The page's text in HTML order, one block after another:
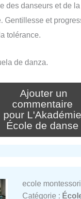
des danseurs et de la
Gentillesse et
tolérance.
de danza.
Ajouter un
commentaire
pour L'Akadémie
École de danse
ecole
Catégorie :